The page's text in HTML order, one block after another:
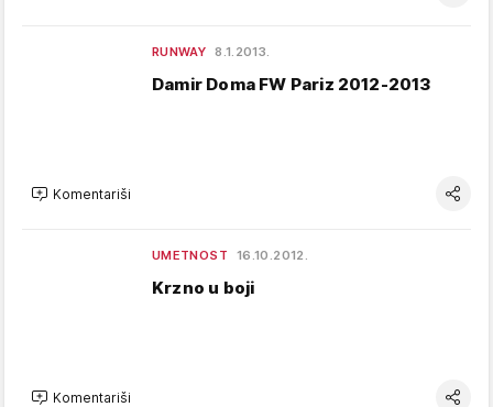
RUNWAY 8.1.2013.
Damir Doma FW Pariz 2012-2013
Komentariši
UMETNOST 16.10.2012.
Krzno u boji
Komentariši